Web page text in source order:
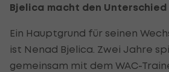
Bjelica macht den Unterschied
Ein Hauptgrund für seinen
ist Nenad Bjelica. Zwei Jahre
gemeinsam mit dem WAC-